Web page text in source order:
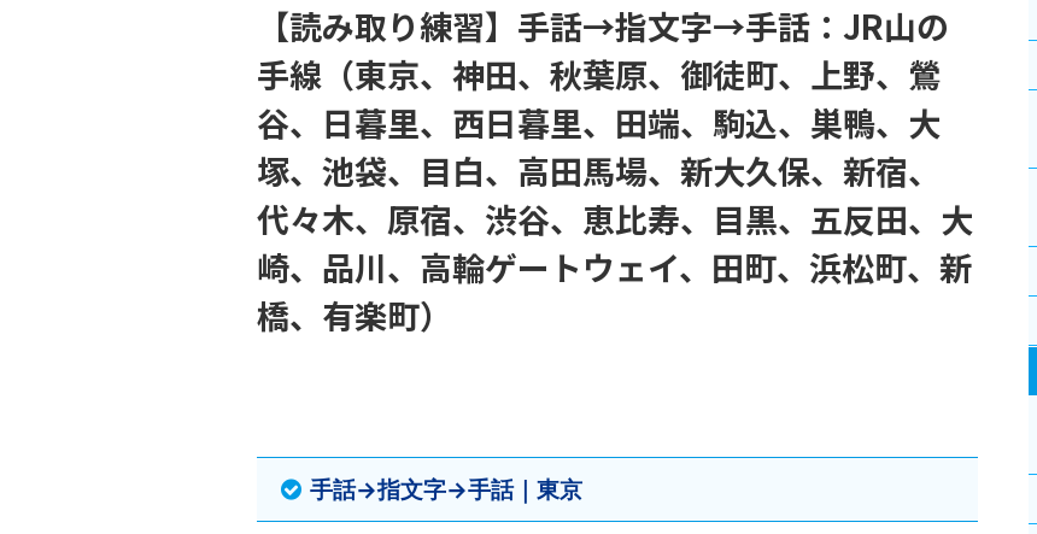
【読み取り練習】手話→指文字→手話：JR山の
手線（東京、神田、秋葉原、御徒町、上野、鶯
谷、日暮里、西日暮里、田端、駒込、巣鴨、大
塚、池袋、目白、高田馬場、新大久保、新宿、
代々木、原宿、渋谷、恵比寿、目黒、五反田、大
崎、品川、高輪ゲートウェイ、田町、浜松町、新
橋、有楽町）
手話→指文字→手話｜東京